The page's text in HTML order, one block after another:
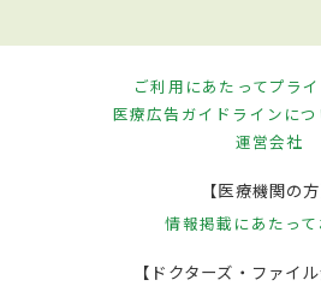
ご利用にあたってプラ
医療広告ガイドラインにつ
運営会社
【医療機関の方
情報掲載にあたって
【ドクターズ・ファイ